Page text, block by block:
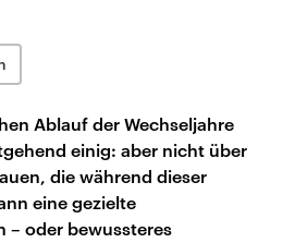
Ablauf der Wechseljahre
einig: aber nicht über
die während dieser
eine gezielte
– oder bewussteres